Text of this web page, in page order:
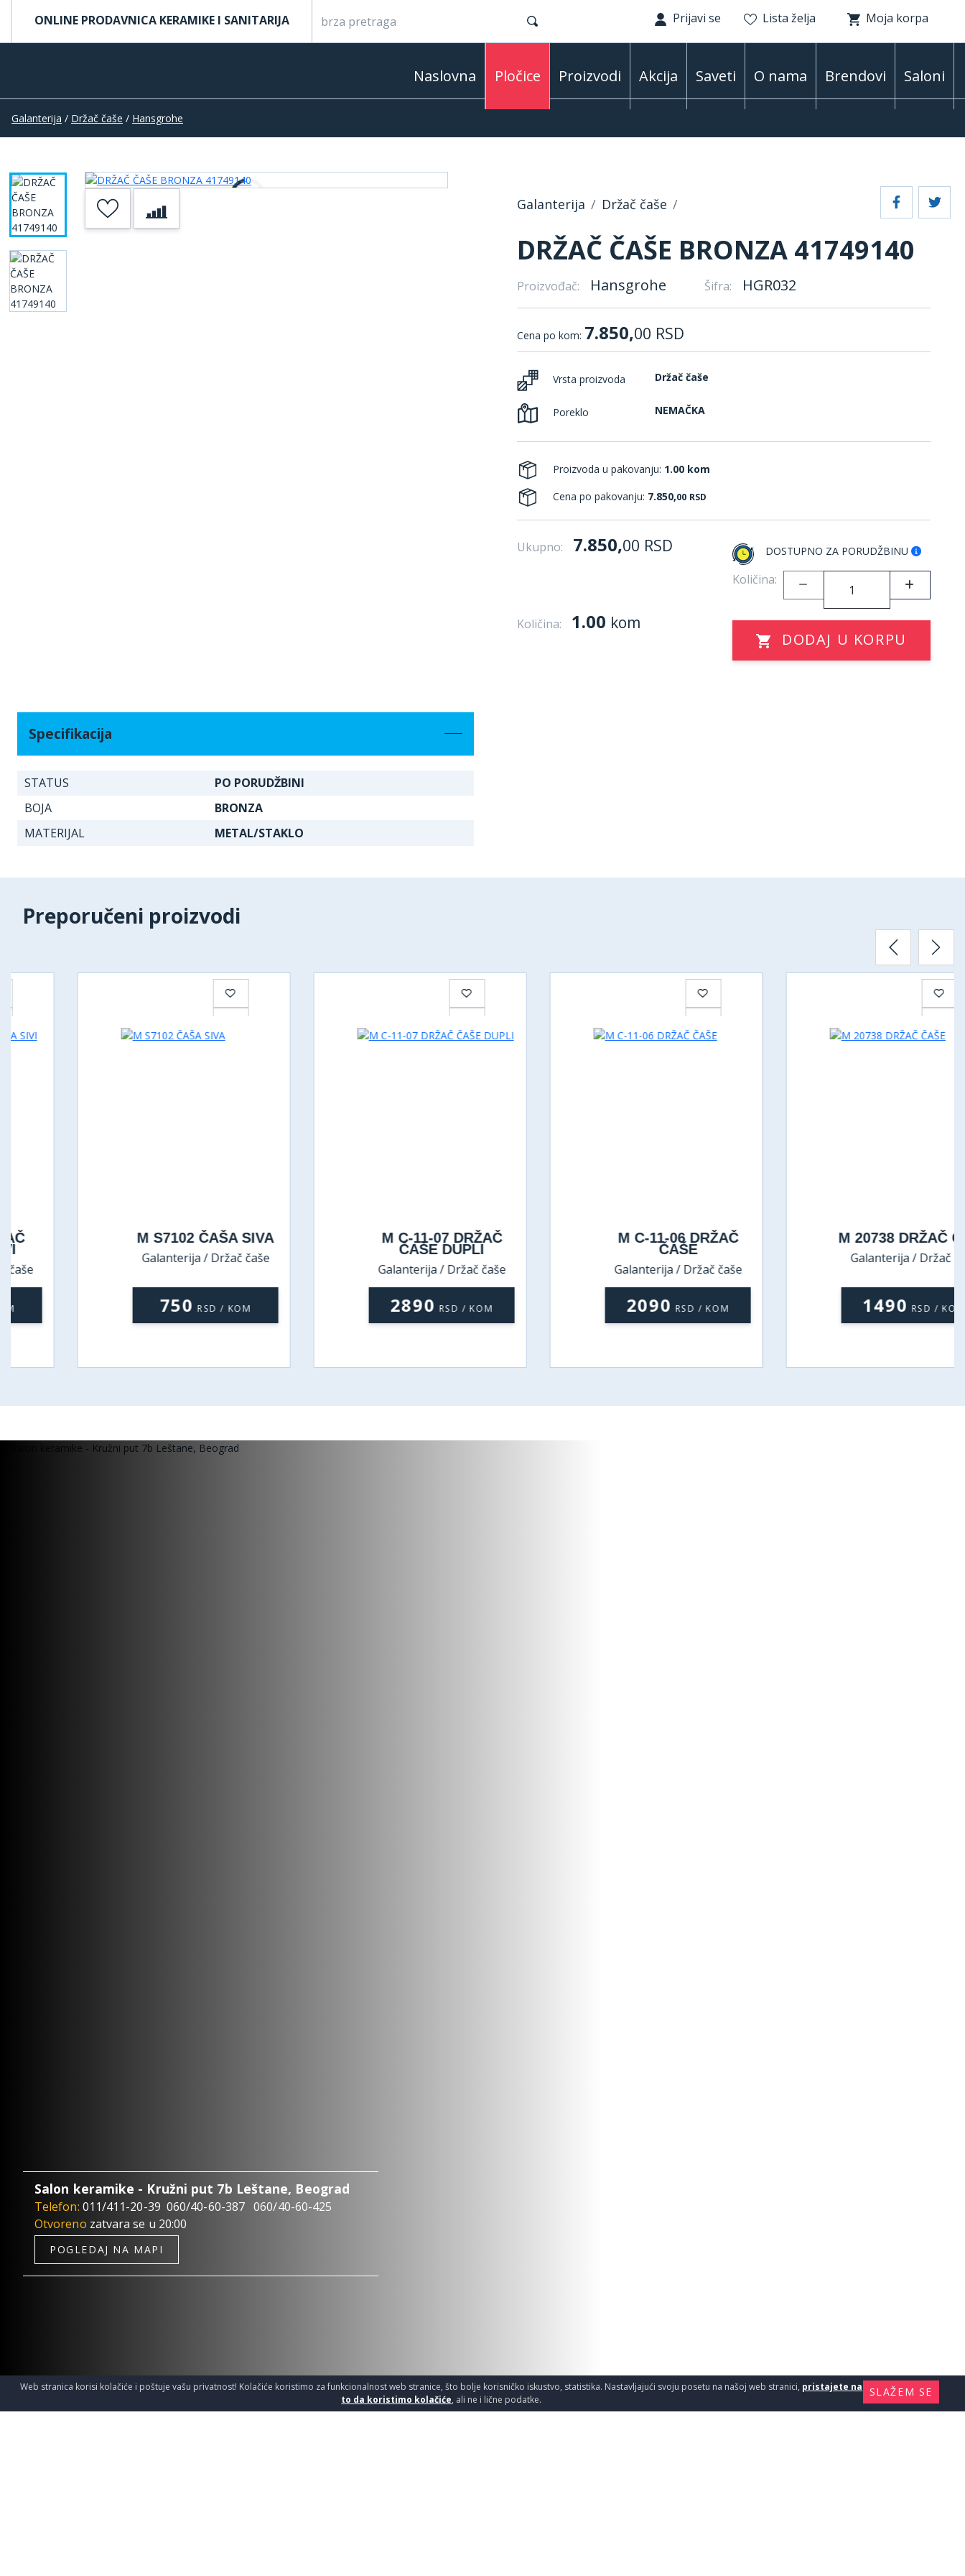
ONLINE PRODAVNICA KERAMIKE I SANITARIJA Prijavi se Lista želja Moja korpa
Naslovna Pločice Proizvodi Akcija Saveti O nama Brendovi Saloni
Galanterija / Držač čaše / Hansgrohe
Galanterija Držač čaše
DRŽAČ ČAŠE BRONZA 41749140
Proizvođač: Hansgrohe Šifra: HGR032
Cena po kom: 7.850,00 RSD
Vrsta proizvoda Držač čaše
Poreklo NEMAČKA
Proizvoda u pakovanju: 1.00 kom
Cena po pakovanju: 7.850,00 RSD
Ukupno: 7.850,00 RSD DOSTUPNO ZA PORUDŽBINU
Količina:
Količina: 1.00 kom
DODAJ U KORPU
Specifikacija
STATUS
PO PORUDŽBINI
BOJA
BRONZA
MATERIJAL
METAL/STAKLO
Preporučeni proizvodi
M S7102 ČAŠA SIVA
Galanterija / Držač čaše
RSD / KOM
M C-11-07 DRŽAČ
ČAŠE DUPLI
Galanterija / Držač čaše
RSD / KOM
M C-11-06 DRŽAČ
Galanterija / Držač čaše
RSD / KOM
M 20738 DRŽAČ ČAŠE
Galanterija / Držač čaše
RSD / KOM
Salon keramike - Kružni put 7b Leštane, Beograd
Telefon: 011/411-20-39 060/40-60-387 060/40-60-425
Otvoreno zatvara se u 20:00
POGLEDAJ NA MAPI
SLAŽEM SE
Web stranica korisi kolačiće i poštuje vašu privatnost! Kolačiće koristimo za funkcionalnost web stranice, što bolje korisničko iskustvo, statistika. Nastavljajući svoju posetu na našoj web stranici, pristajete na
to da koristimo kolačiće, ali ne i lične podatke.